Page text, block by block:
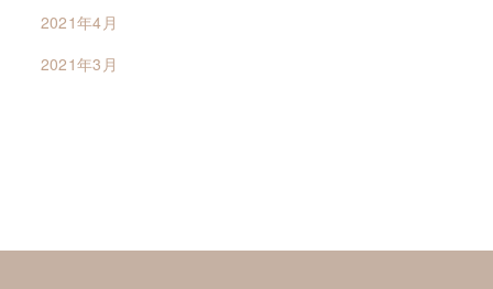
2021年4月
2021年3月